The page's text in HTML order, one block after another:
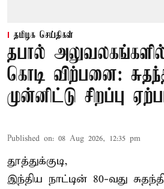
தமிழக செய்திகள்
தபால்
கொடி விற்பனை:
முன்னிட்டு சிறப்பு
Published on: 08 Aug 2026, 12:35 pm
தூத்துக்குடி,
இந்திய நாட்டின் 80-வது